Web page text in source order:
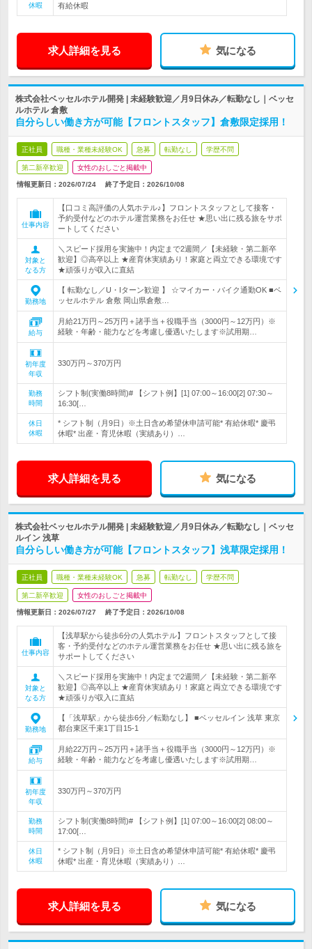
休暇
有給休暇
求人詳細を見る 気になる
株式会社ベッセルホテル開発 | 未経験歓迎／月9日休み／転勤なし｜ベッセ
ルホテル 倉敷
自分らしい働き方が可能【フロントスタッフ】倉敷限定採用！
正社員 職種・業種未経験OK 急募 転勤なし 学歴不問
第二新卒歓迎 女性のおしごと掲載中
情報更新日：2026/07/24 終了予定日： 2026/10/08
仕事内容
【口コミ高評価の人気ホテル♪】フロントスタッフとして接客・
予約受付などのホテル運営業務をお任せ ★思い出に残る旅をサポ
ートしてください
対象と
なる方
＼スピード採用を実施中！内定まで2週間／【未経験・第二新卒
歓迎】◎高卒以上 ★産育休実績あり！家庭と両立できる環境です
★頑張りが収入に直結
勤務地
【 転勤なし／U・Iターン歓迎 】 ☆マイカー・バイク通勤OK ■ベ
ッセルホテル 倉敷 岡山県倉敷…
給与
月給21万円～25万円＋諸手当＋役職手当（3000円～12万円）※
経験・年齢・能力などを考慮し優遇いたします※試用期…
初年度
年収
330万円～370万円
勤務
時間
シフト制(実働8時間)# 【シフト例】[1] 07:00～16:00[2] 07:30～
16:30[…
休日
休暇
* シフト制（月9日）※土日含め希望休申請可能* 有給休暇* 慶弔
休暇* 出産・育児休暇（実績あり）…
求人詳細を見る 気になる
株式会社ベッセルホテル開発 | 未経験歓迎／月9日休み／転勤なし｜ベッセ
ルイン 浅草
自分らしい働き方が可能【フロントスタッフ】浅草限定採用！
正社員 職種・業種未経験OK 急募 転勤なし 学歴不問
第二新卒歓迎 女性のおしごと掲載中
情報更新日：2026/07/27 終了予定日： 2026/10/08
仕事内容
【浅草駅から徒歩6分の人気ホテル】フロントスタッフとして接
客・予約受付などのホテル運営業務をお任せ ★思い出に残る旅を
サポートしてください
対象と
なる方
＼スピード採用を実施中！内定まで2週間／【未経験・第二新卒
歓迎】◎高卒以上 ★産育休実績あり！家庭と両立できる環境です
★頑張りが収入に直結
勤務地
【「浅草駅」から徒歩6分／転勤なし】 ■ベッセルイン 浅草 東京
都台東区千束1丁目15-1
給与
月給22万円～25万円＋諸手当＋役職手当（3000円～12万円）※
経験・年齢・能力などを考慮し優遇いたします※試用期…
初年度
年収
330万円～370万円
勤務
時間
シフト制(実働8時間)# 【シフト例】[1] 07:00～16:00[2] 08:00～
17:00[…
休日
休暇
* シフト制（月9日）※土日含め希望休申請可能* 有給休暇* 慶弔
休暇* 出産・育児休暇（実績あり）…
求人詳細を見る 気になる